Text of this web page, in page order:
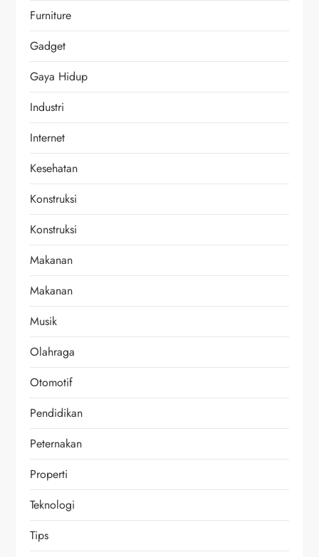
Furniture
Gadget
Gaya Hidup
Industri
Internet
Kesehatan
Konstruksi
Konstruksi
Makanan
Makanan
Musik
Olahraga
Otomotif
Pendidikan
Peternakan
Properti
Teknologi
Tips